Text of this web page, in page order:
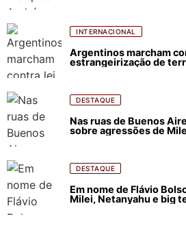
INTERNACIONAL
Argentinos marcham
estrangeirização de
DESTAQUE
Nas ruas de Buenos
sobre agressões de
DESTAQUE
Em nome de Flávio
Milei, Netanyahu e big